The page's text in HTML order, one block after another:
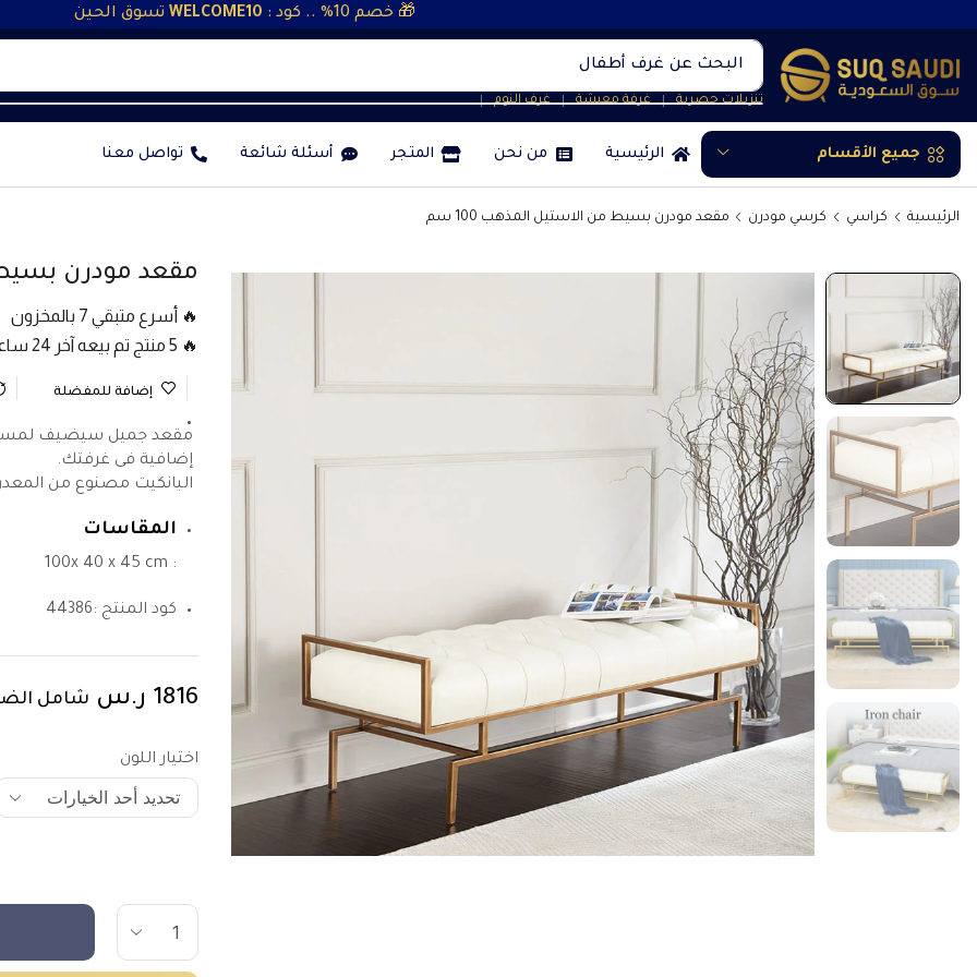
🎁 خصم 10% .. كود : WELCOME10 تسوق الحين
البحث عن غرف أطفال
تنزيلات حصرية ❘ غرفة معيشة ❘ غرف النوم ❘
جميع الأقسام الرئيسية من نحن المتجر أسئلة شائعة تواصل معنا
الرئيسية كراسي كرسي مودرن مقعد مودرن بسيط من الاستيل المذهب 100 سم
مقعد مودرن بسيط
🔥 أسرع متبقي 7 بالمخزون
🔥 5 منتج تم بيعه آخر 24 ساعة
إضافة للمفضلة
مقعد جميل سيضيف لمسة
إضافية فى غرفتك.
البانكيت مصنوع من
المقاسات
: 100x 40 x 45 cm
كود المنتج :44386
1816 ر.س شامل
اختيار اللون